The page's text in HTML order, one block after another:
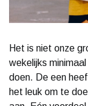
Het is niet onze
wekelijks
doen. De een
het leuk om te